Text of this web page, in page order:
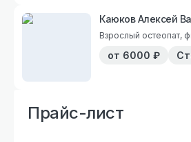
Каюков Алексей
Взрослый остеопат,
от 6000 ₽
Прайс-лист